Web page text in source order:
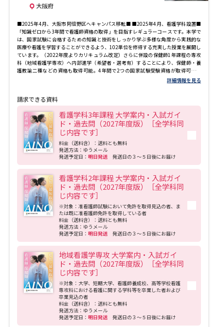
新学年スタート号特集ページ
SELFBRAND特集ページ
オープンキャンパスなどを調べる
来場型・Web型イベント特集 夢ナビライブ
受験準備 資料検索
志望校・出願校を調べる
受験スケジュールを立てよう
先輩が入学を決めた理由 テレメール全国一斉進学調査
新生活お役立ちガイド
学問発見 学問検索
大阪府
■2025年4月、大阪市阿倍野区へキャンパス移転■ ■2025年4月、看護学科設置■
「知識ゼロから3年間で看護師資格の取得」を目指すレギュラーコースです。本学で
は、国家試験に合格するための知識と技術をしっかり学ぶ多様な角度から実践的な
医療や看護を学習することができるよう、102単位を修得する充実した授業を展開し
ています。（2022年度よりカリキュラム改定）さらに併設の保健師1年課程の専攻
科（地域看護学専攻）へ内部進学（希望者・選考有）することにより、保健師・養
護教諭二種などの資格も取得可能。4年間で2つの国家試験受験資格が取得可能で
す。本学独自の看護課程と保健師課程を分けて学ぶことにより、看護系4年制大学と
同じだけの資格が取得できます。また内部進学を利用される方には、入学金免除制
詳細情報を見る
請求できる資料
看護学科3年課程 大学案内・入試ガイ
ド・過去問（2027年度版）［全学科同
じ内容です］
料金（送料含）：送料とも無料
発送方法：ゆうメール
発送予定日： 明日発送 発送日の３～５日後にお届け
看護学科2年課程 大学案内・入試ガイ
ド・過去問（2027年度版）［全学科同
じ内容です］
※対象：准看護師試験において免許を取得見込の者、ま
たは既に准看護師免許を取得している者
料金（送料含）：送料とも無料
発送方法：ゆうメール
発送予定日： 明日発送 発送日の３～５日後にお届け
地域看護学専攻 大学案内・入試ガイ
ド・過去問（2027年度版）［全学科同
じ内容です］
※対象：大学、短期大学、看護師養成校、高等学校看護
専攻科における看護に関する学科等を卒業した者および
卒業見込の者
料金（送料含）：送料とも無料
発送方法：ゆうメール
発送予定日： 明日発送 発送日の３～５日後にお届け